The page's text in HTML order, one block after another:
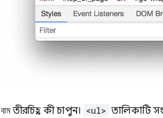
বামতীরচিহ্ন কী চাপুন। <ul> তালিকাটি